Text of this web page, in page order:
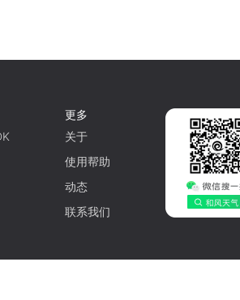
更多
关于
使用帮助
动态
联系我们